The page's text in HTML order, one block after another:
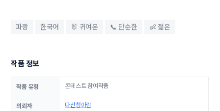
파랑 한국어 🐰 귀여운 📞 단순한 👶 젊은
작품 정보
작품 유형 콘테스트 참여작품
의뢰자 다산청아람